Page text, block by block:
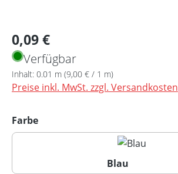
Regulärer Preis:
0,09 €
Verfügbar
Inhalt: 0.01 m (9,00 € / 1 m)
Preise inkl. MwSt. zzgl. Versandkosten
Farbeauswählen
Blau